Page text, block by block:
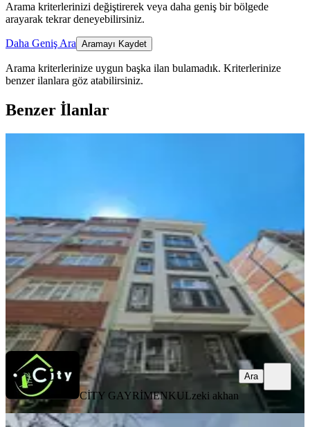
Arama kriterlerinizi değiştirerek veya daha geniş bir bölgede
arayarak tekrar deneyebilirsiniz.
Daha Geniş Ara Aramayı Kaydet
Arama kriterlerinize uygun başka ilan bulamadık. Kriterlerinize
benzer ilanlara göz atabilirsiniz.
Benzer İlanlar
2+1·70 m²·3. Kat·06.08.2026
65.000 ₺
CİTY GAYRİMENKUL zeki akhan
Ara
CİTY GAYRİMENKULzeki akhan
Ara
YENİ